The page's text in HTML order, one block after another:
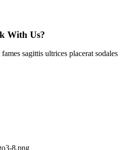
With Us?
sagittis ultrices placerat sodales